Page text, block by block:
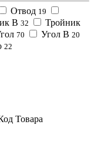
Отвод 19
В 32
Тройник
70 Угол В 20
22
Товара